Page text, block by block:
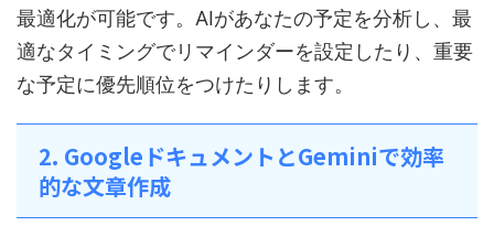
最適化が可能です。AIがあなたの予定を分析し、最
適なタイミングでリマインダーを設定したり、重要
な予定に優先順位をつけたりします。
2. GoogleドキュメントとGeminiで効率
的な文章作成